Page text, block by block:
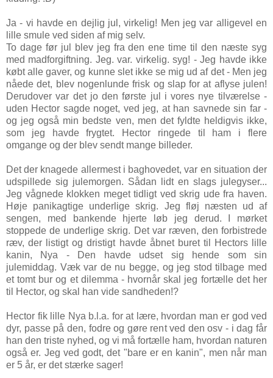
Ja - vi havde en dejlig jul, virkelig! Men jeg var alligevel en
lille smule ved siden af mig selv.
To dage før jul blev jeg fra den ene time til den næste syg
med madforgiftning. Jeg. var. virkelig. syg! - Jeg havde ikke
købt alle gaver, og kunne slet ikke se mig ud af det - Men jeg
nåede det, blev nogenlunde frisk og slap for at aflyse julen!
Derudover var det jo den første jul i vores nye tilværelse -
uden Hector sagde noget, ved jeg, at han savnede sin far -
og jeg også min bedste ven, men det fyldte heldigvis ikke,
som jeg havde frygtet. Hector ringede til ham i flere
omgange og der blev sendt mange billeder.
Det der knagede allermest i baghovedet, var en situation der
udspillede sig julemorgen. Sådan lidt en slags julegyser...
Jeg vågnede klokken meget tidligt ved skrig ude fra haven.
Høje panikagtige underlige skrig. Jeg fløj næsten ud af
sengen, med bankende hjerte løb jeg derud. I mørket
stoppede de underlige skrig. Det var ræven, den forbistrede
ræv, der listigt og dristigt havde åbnet buret til Hectors lille
kanin, Nya - Den havde udset sig hende som sin
julemiddag. Væk var de nu begge, og jeg stod tilbage med
et tomt bur og et dilemma - hvornår skal jeg fortælle det her
til Hector, og skal han vide sandheden!?
Hector fik lille Nya b.l.a. for at lære, hvordan man er god ved
dyr, passe på den, fodre og gøre rent ved den osv - i dag får
han den triste nyhed, og vi må fortælle ham, hvordan naturen
også er. Jeg ved godt, det "bare er en kanin", men når man
er 5 år, er det stærke sager!